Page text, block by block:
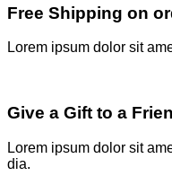
Free Shipping on
Lorem ipsum dolor sit
Give a Gift to a
Lorem ipsum dolor sit
dia.